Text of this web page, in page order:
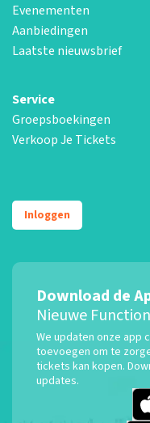
Evenementen
Aanbiedingen
Laatste nieuwsbrief
Service
Groepsboekingen
Verkoop Je Tickets
Inloggen
Download de
Nieuwe
We updaten onze app
toevoegen om te
tickets kan kopen.
updates.